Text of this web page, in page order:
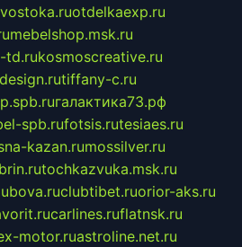
otdelkaexp.ru
mebelshop.msk.ru
td.rukosmoscreative.ru
tiffany-c.ru
галактика73.рф
spb.rufotsis.rutesiaes.ru
kazan.rumossilver.ru
tochkazvuka.msk.ru
clubtibet.ruorior-aks.ru
carlines.ruflatnsk.ru
motor.ruastroline.net.ru